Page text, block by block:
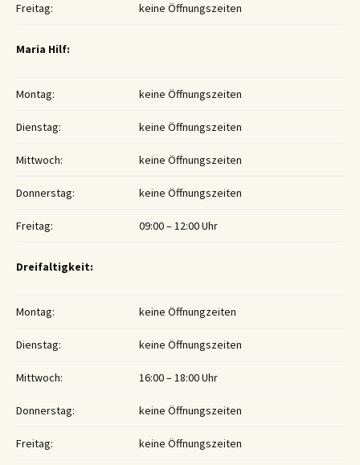
Freitag: keine Öffnungszeiten
Maria Hilf:
Montag: keine Öffnungszeiten
Dienstag: keine Öffnungszeiten
Mittwoch: keine Öffnungszeiten
Donnerstag: keine Öffnungszeiten
Freitag: 09:00 – 12:00 Uhr
Dreifaltigkeit:
Montag: keine Öffnungzeiten
Dienstag: keine Öffnungszeiten
Mittwoch: 16:00 – 18:00 Uhr
Donnerstag: keine Öffnungszeiten
Freitag: keine Öffnungszeiten